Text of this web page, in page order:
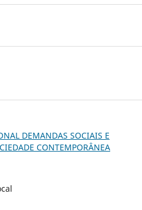
DEMANDAS SOCIAIS E
CONTEMPORÂNEA